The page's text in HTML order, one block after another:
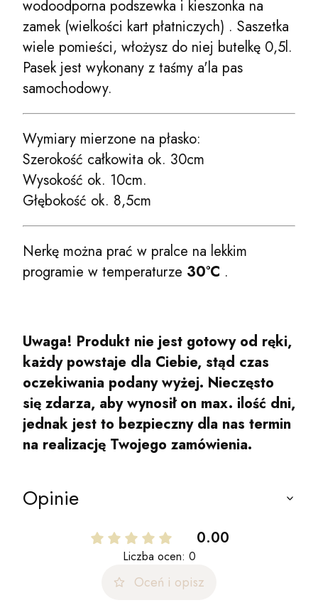
wodoodporna podszewka i kieszonka na
zamek (wielkości kart płatniczych) . Saszetka
wiele pomieści, włożysz do niej butelkę 0,5l.
Pasek jest wykonany z taśmy a'la pas
samochodowy.
Wymiary mierzone na płasko:
Szerokość całkowita ok. 30cm
Wysokość ok. 10cm.
Głębokość ok. 8,5cm
Nerkę można prać w pralce na lekkim
programie w temperaturze 30°C .
Uwaga! Produkt nie jest gotowy od ręki,
każdy powstaje dla Ciebie, stąd czas
oczekiwania podany wyżej. Nieczęsto
się zdarza, aby wynosił on max. ilość dni,
jednak jest to bezpieczny dla nas termin
na realizację Twojego zamówienia.
Opinie
0.00
Liczba ocen: 0
Oceń i opisz